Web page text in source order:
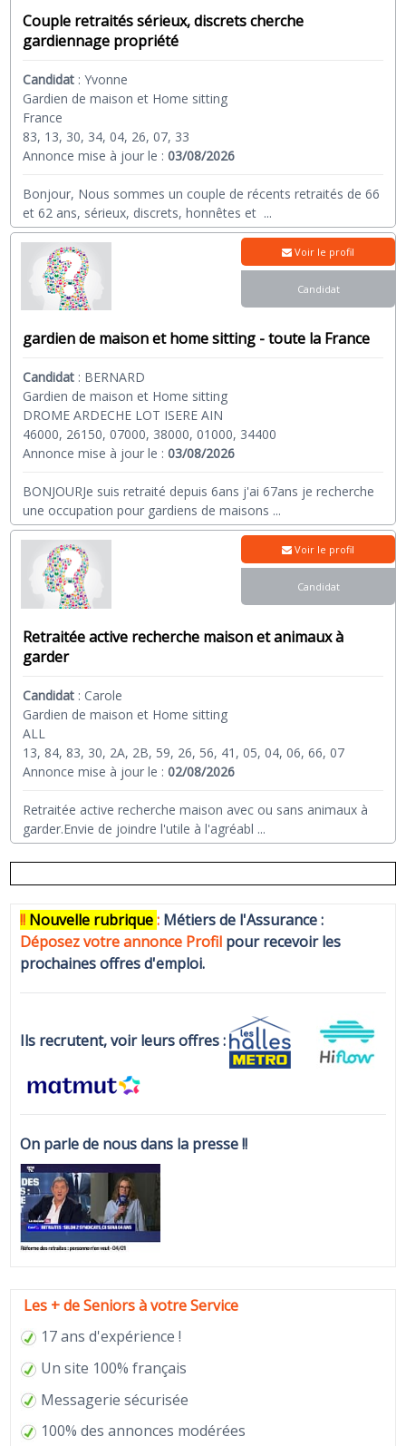
Couple retraités sérieux, discrets cherche
gardiennage propriété
Candidat :Yvonne
Gardien de maison et Home sitting
France
83, 13, 30, 34, 04, 26, 07, 33
Annonce mise à jour le :03/08/2026
Bonjour, Nous sommes un couple de récents retraités de 66
et 62 ans, sérieux, discrets, honnêtes et ...
gardien de maison et home sitting - toute la France
Candidat : BERNARD
Gardien de maison et Home sitting
DROME ARDECHE LOT ISERE AIN
46000, 26150, 07000, 38000, 01000, 34400
Annonce mise à jour le :03/08/2026
BONJOURJe suis retraité depuis 6ans j'ai 67ans je recherche
une occupation pour gardiens de maisons ...
Voir le profil
Candidat
Retraitée active recherche maison et animaux à
garder
Candidat : Carole
Gardien de maison et Home sitting
ALL
13, 84, 83, 30, 2A, 2B, 59, 26, 56, 41, 05, 04, 06, 66, 07
Annonce mise à jour le :02/08/2026
Retraitée active recherche maison avec ou sans animaux à
garder.Envie de joindre l'utile à l'agréabl ...
Voir le profil
Candidat
!! Nouvelle rubrique: Métiers de l'Assurance :
Déposez votre annonce Profil pour recevoir les
prochaines offres d'emploi.
Ils recrutent, voir leurs offres :
On parle de nous dans la presse !!
Les + de Seniors à votre Service
17 ans d'expérience !
Un site 100% français
Messagerie sécurisée
100% des annonces modérées